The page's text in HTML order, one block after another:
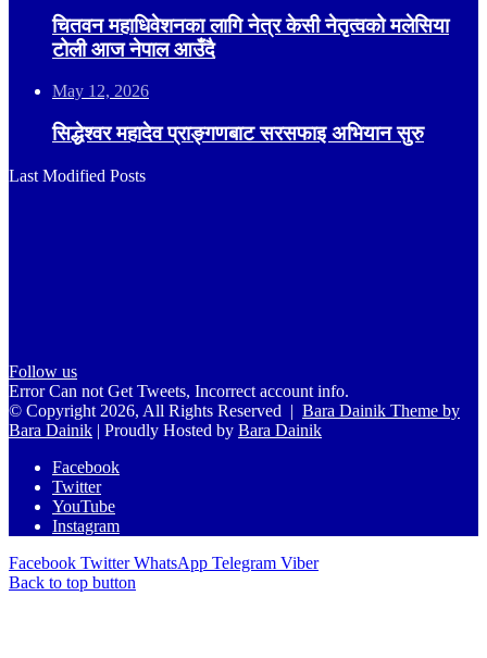
चितवन महाधिवेशनका लागि नेत्र केसी नेतृत्वको मलेसिया
टोली आज नेपाल आउँदै
May 12, 2026
सिद्धेश्वर महादेव प्राङ्गणबाट सरसफाइ अभियान सुरु
Last Modified Posts
Follow us
Error Can not Get Tweets, Incorrect account info.
© Copyright 2026, All Rights Reserved | Bara Dainik Theme by
Bara Dainik | Proudly Hosted by Bara Dainik
Facebook
Twitter
YouTube
Instagram
Facebook Twitter WhatsApp Telegram Viber
Back to top button